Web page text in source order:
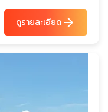
ดูรายละเอียดarrow_forward